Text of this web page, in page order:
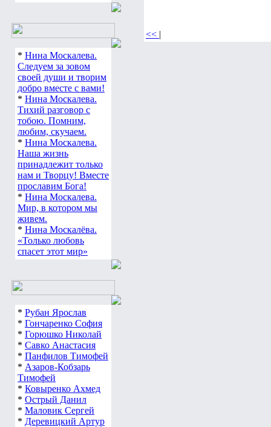
* Нина Москалева.
Следуем за зовом
своей души и творим
добро вместе с вами!
* Нина Москалева.
Тихий разговор с
тобою. Помним,
любим, скучаем.
* Нина Москалева.
Наша жизнь
принадлежит только
нам и Творцу! Вместе
прославим Бога!
* Нина Москалева.
Мир, в котором мы
живем.
* Нина Москалёва.
«Только любовь
спасет этот мир»
* Рубан Ярослав
* Гончаренко София
* Горюшко Николай
* Савко Анастасия
* Панфилов Тимофей
* Азаров-Кобзарь
Тимофей
* Ковыренко Ахмед
* Острый Данил
* Маловик Сергей
* Деревицкий Артур
<< |